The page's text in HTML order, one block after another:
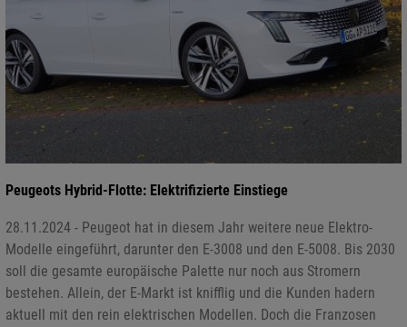
Peugeots Hybrid-Flotte: Elektrifizierte Einstiege
28.11.2024 - Peugeot hat in diesem Jahr weitere neue Elektro-
Modelle eingeführt, darunter den E-3008 und den E-5008. Bis 2030
soll die gesamte europäische Palette nur noch aus Stromern
bestehen. Allein, der E-Markt ist knifflig und die Kunden hadern
aktuell mit den rein elektrischen Modellen. Doch die Franzosen